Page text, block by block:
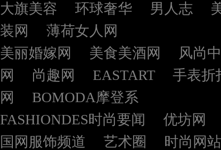
大旗美容
环球奢华 男人志
装网
薄荷女人网
美丽婚嫁网
美食美酒网
风尚
网
尚趣网 EASTART
手表折
网
BOMODA摩登系
FASHIONDES时尚要闻
优坊网
国网服饰频道
艺术圈
时尚网站